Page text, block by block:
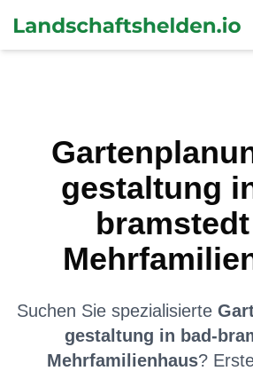
gestaltung
bramstedt
Suchen Sie spezialisierte
gestaltung in bad-
Mehrfamilienhaus?